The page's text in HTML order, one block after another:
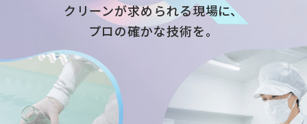
クリーンが求められる現場に、
プロの確かな技術を。
クリーンが求められる現場に、
プロの確かな技術を。